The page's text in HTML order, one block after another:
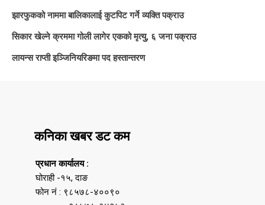
झारफुकको नाममा बालिकालाई कुटपिट गर्ने व्यक्ति पक्राउ
सिकार खेल्ने क्रममा गोली लागेर एकको मृत्यु, ६ जना पक्राउ
लायन्स राप्ती इञ्जिनियरिङमा पद हस्तान्तरण
कनिका खबर डट कम
प्रधान कार्यालय :
घोराही -१५, दाङ
फोन नं : ९८५७८-४००९०